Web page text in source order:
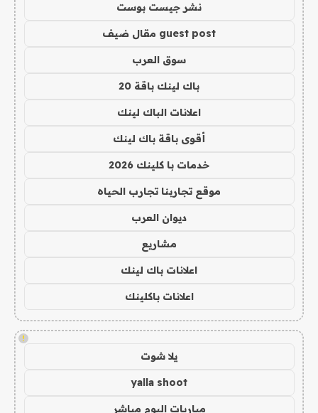
نشر جيست بوست
guest post مقال ضيف
سوق العرب
باك لينك باقة 20
اعلانات الباك لينك
أقوى باقة باك لينك
خدمات با كلينك 2026
موقع تجاربنا تجارب الحياه
ديوان العرب
مشاريع
اعلانات باك لينك
اعلانات باكلينك
!
يلا شوت
yalla shoot
مباريات اليوم مباشر